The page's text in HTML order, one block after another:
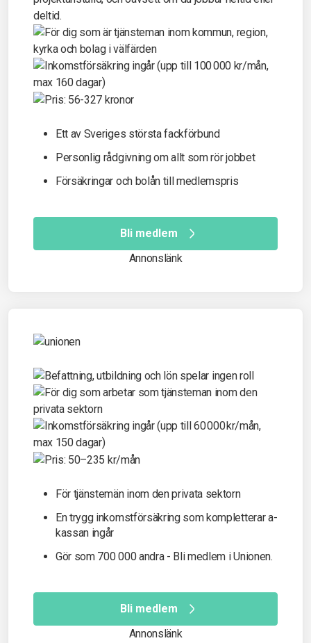
Ett av Sveriges största fackförbund
Personlig rådgivning om allt som rör jobbet
Försäkringar och bolån till medlemspris
Bli medlem
Annonslänk
För tjänstemän inom den privata sektorn
En trygg inkomst­försäkring som kompletterar a-
kassan ingår
Gör som 700 000 andra - Bli medlem i Unionen.
Bli medlem
Annonslänk